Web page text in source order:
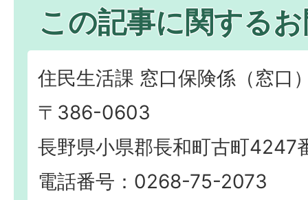
この記事に関する
住民生活課 窓口保険係（窓口
〒386-0603
長野県小県郡長和町古町4247
電話番号：0268-75-2073